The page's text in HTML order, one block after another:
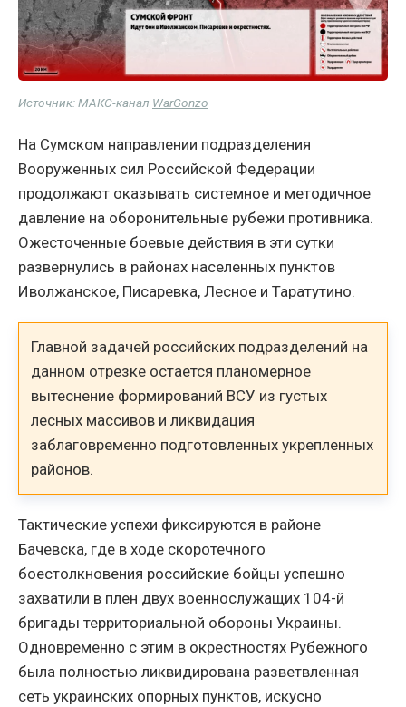
Источник: МАКС-канал WarGonzo
На Сумском направлении подразделения
Вооруженных сил Российской Федерации
продолжают оказывать системное и методичное
давление на оборонительные рубежи противника.
Ожесточенные боевые действия в эти сутки
развернулись в районах населенных пунктов
Иволжанское, Писаревка, Лесное и Таратутино.
Главной задачей российских подразделений на
данном отрезке остается планомерное
вытеснение формирований ВСУ из густых
лесных массивов и ликвидация
заблаговременно подготовленных укрепленных
районов.
Тактические успехи фиксируются в районе
Бачевска, где в ходе скоротечного
боестолкновения российские бойцы успешно
захватили в плен двух военнослужащих 104-й
бригады территориальной обороны Украины.
Одновременно с этим в окрестностях Рубежного
была полностью ликвидирована разветвленная
сеть украинских опорных пунктов, искусно